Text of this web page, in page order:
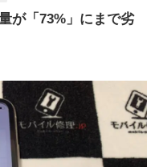
が「73%」にまで劣